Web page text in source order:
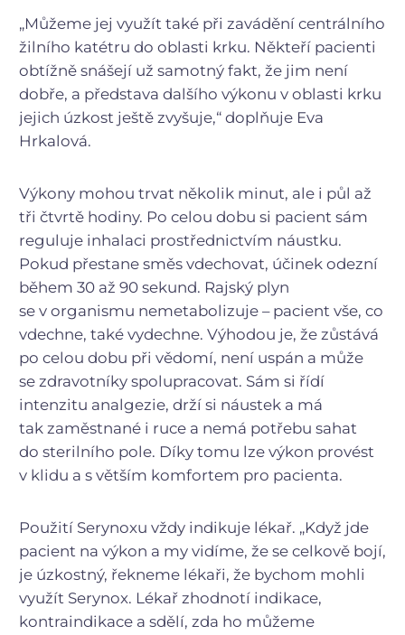
„Můžeme jej využít také při zavádění centrálního
žilního katétru do oblasti krku. Někteří pacienti
obtížně snášejí už samotný fakt, že jim není
dobře, a představa dalšího výkonu v oblasti krku
jejich úzkost ještě zvyšuje,“ doplňuje Eva
Hrkalová.
Výkony mohou trvat několik minut, ale i půl až
tři čtvrtě hodiny. Po celou dobu si pacient sám
reguluje inhalaci prostřednictvím náustku.
Pokud přestane směs vdechovat, účinek odezní
během 30 až 90 sekund. Rajský plyn
se v organismu nemetabolizuje – pacient vše, co
vdechne, také vydechne. Výhodou je, že zůstává
po celou dobu při vědomí, není uspán a může
se zdravotníky spolupracovat. Sám si řídí
intenzitu analgezie, drží si náustek a má
tak zaměstnané i ruce a nemá potřebu sahat
do sterilního pole. Díky tomu lze výkon provést
v klidu a s větším komfortem pro pacienta.
Použití Serynoxu vždy indikuje lékař. „Když jde
pacient na výkon a my vidíme, že se celkově bojí,
je úzkostný, řekneme lékaři, že bychom mohli
využít Serynox. Lékař zhodnotí indikace,
kontraindikace a sdělí, zda ho můžeme